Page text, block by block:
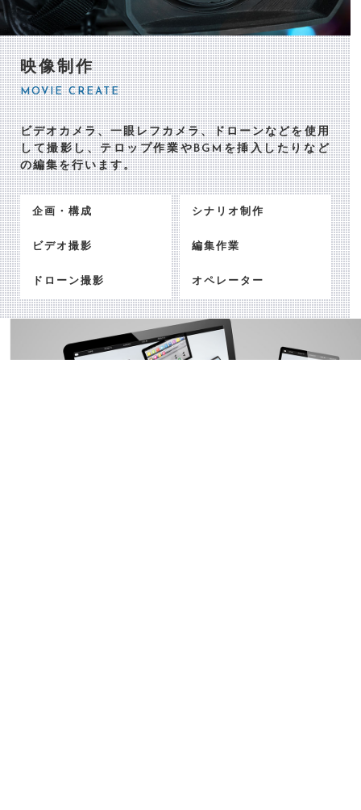
映像制作
MOVIE CREATE
ビデオカメラ、一眼レフカメラ、ドローンなどを使用
して撮影し、テロップ作業やBGMを挿入したりなど
の編集を行います。
企画・構成 シナリオ制作
ビデオ撮影 編集作業
ドローン撮影 オペレーター